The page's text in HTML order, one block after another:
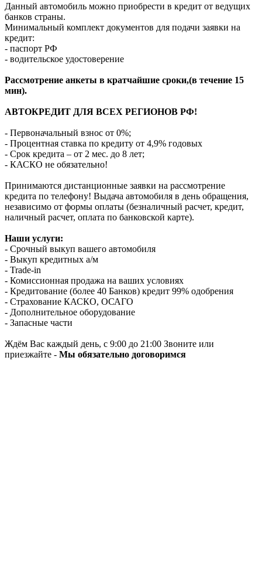
Данный автомобиль можно приобрести в кредит от ведущих
банков страны.
Минимальный комплект документов для подачи заявки на
кредит:
- паспорт РФ
- водительское удостоверение
Рассмотрение анкеты в кратчайшие сроки,(в течение 15
мин).
АВТОКРЕДИТ ДЛЯ ВСЕХ РЕГИОНОВ РФ!
- Первоначальный взнос от 0%;
- Процентная ставка по кредиту от 4,9% годовых
- Срок кредита – от 2 мес. до 8 лет;
- КАСКО не обязательно!
Принимаются дистанционные заявки на рассмотрение
кредита по телефону! Выдача автомобиля в день обращения,
независимо от формы оплаты (безналичный расчет, кредит,
наличный расчет, оплата по банковской карте).
Наши услуги:
- Срочный выкуп вашего автомобиля
- Выкуп кредитных а/м
- Trade-in
- Комиссионная продажа на ваших условиях
- Кредитование (более 40 Банков) кредит 99% одобрения
- Страхование КАСКО, ОСАГО
- Дополнительное оборудование
- Запасные части
Ждём Вас каждый день, с 9:00 до 21:00 Звоните или
приезжайте - Мы обязательно договоримся